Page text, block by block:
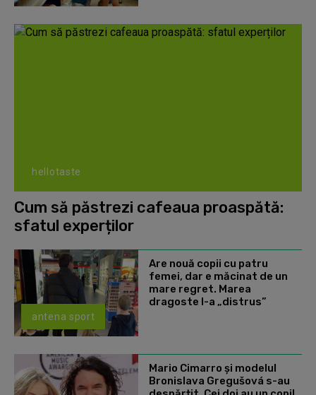
hellotaste
Cum să păstrezi cafeaua proaspătă:
sfatul experților
antena sport
Are nouă copii cu patru
femei, dar e măcinat de un
mare regret. Marea
dragoste l-a „distrus”
Mario Cimarro și modelul
Bronislava Gregušová s-au